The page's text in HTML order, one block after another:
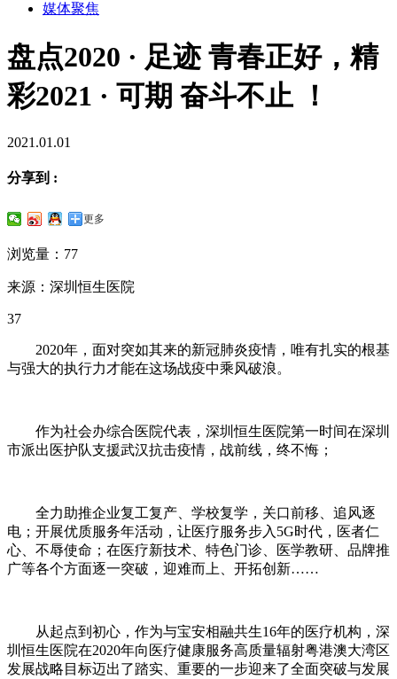
媒体聚焦
盘点2020 · 足迹 青春正好，精
彩2021 · 可期 奋斗不止 ！
2021.01.01
分享到 :
更多
浏览量：77
来源：深圳恒生医院
37
2020年，面对突如其来的新冠肺炎疫情，唯有扎实的根基
与强大的执行力才能在这场战疫中乘风破浪。
作为社会办综合医院代表，深圳恒生医院第一时间在深圳
市派出医护队支援武汉抗击疫情，战前线，终不悔；
全力助推企业复工复产、学校复学，关口前移、追风逐
电；开展优质服务年活动，让医疗服务步入5G时代，医者仁
心、不辱使命；在医疗新技术、特色门诊、医学教研、品牌推
广等各个方面逐一突破，迎难而上、开拓创新……
从起点到初心，作为与宝安相融共生16年的医疗机构，深
圳恒生医院在2020年向医疗健康服务高质量辐射粤港澳大湾区
发展战略目标迈出了踏实、重要的一步迎来了全面突破与发展